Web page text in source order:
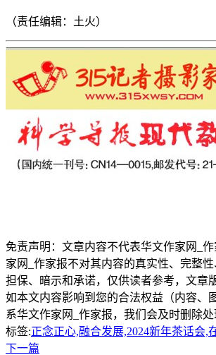
（责任编辑：土火）
免责声明：文章内容不代表华文作家网_
家网_作家报不对其内容的真实性、完整
担保、暗示和承诺，仅供读者参考，文章
如本文内容影响到您的合法权益（内容、
系华文作家网_作家报，我们会及时删除处
标签:正念正心,融合发展,2024新年茶话会,
下一篇